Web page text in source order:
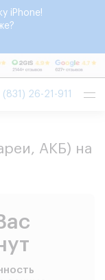
iPhone!
(831) 26-21-911
АКБ) на